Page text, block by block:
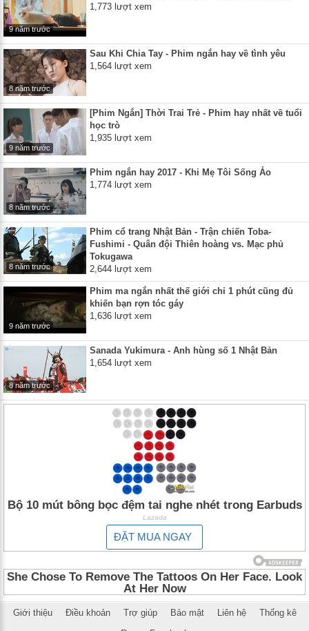
9 năm trước
1,773 lượt xem
8 năm trước
Sau Khi Chia Tay - Phim ngắn hay về tình yêu
1,564 lượt xem
9 năm trước
[Phim Ngắn] Thời Trai Trẻ - Phim hay nhất về tuổi
học trò
1,935 lượt xem
8 năm trước
Phim ngắn hay 2017 - Khi Mẹ Tôi Sống Ảo
1,774 lượt xem
8 năm trước
Phim cổ trang Nhật Bản - Trận chiến Toba-
Fushimi - Quân đội Thiên hoàng vs. Mạc phủ
Tokugawa
2,644 lượt xem
9 năm trước
Phim ma ngắn nhất thế giới chỉ 1 phút cũng đủ
khiến bạn rợn tóc gáy
1,636 lượt xem
8 năm trước
Sanada Yukimura - Anh hùng số 1 Nhật Bản
1,654 lượt xem
Bộ 10 mút bông bọc đệm tai nghe nhét trong Earbuds
Lazada
ĐẶT MUA NGAY
Giới thiệu Điều khoản Trợ giúp Bảo mật Liên hệ
Thống kê